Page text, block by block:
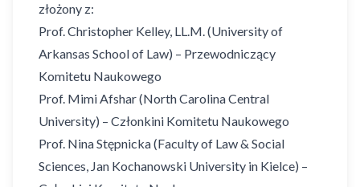
złożony z:
Prof. Christopher Kelley, LL.M. (University of
Arkansas School of Law) – Przewodniczący
Komitetu Naukowego
Prof. Mimi Afshar (North Carolina Central
University) – Członkini Komitetu Naukowego
Prof. Nina Stępnicka (Faculty of Law & Social
Sciences, Jan Kochanowski University in Kielce) –